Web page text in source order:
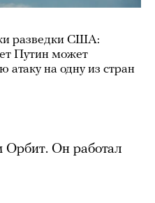
разведки США:
Путин может
атаку на одну из стран
Он работал